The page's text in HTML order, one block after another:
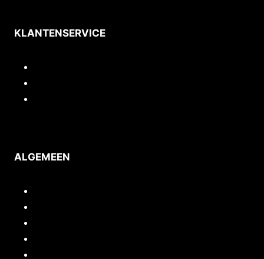
KLANTENSERVICE
ALGEMEEN